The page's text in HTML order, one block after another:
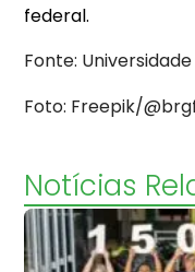
federal.
Fonte:
Foto: Freepik/
Notícias